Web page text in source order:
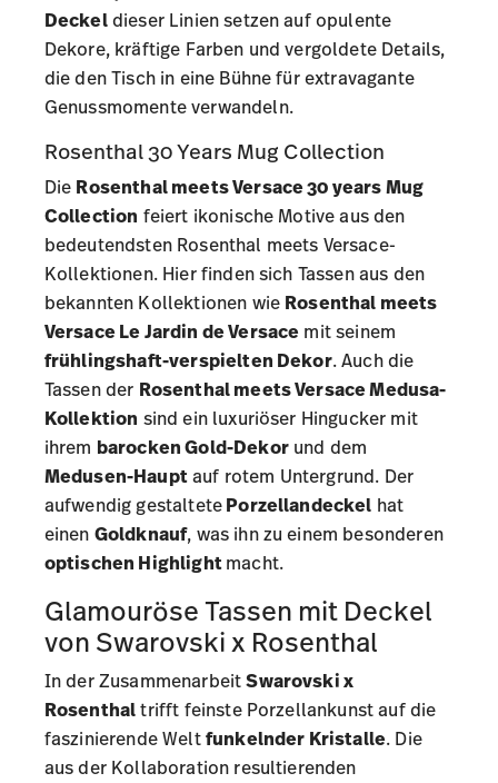
Deckeldieser Linien setzen auf opulente
Dekore, kräftige Farben und vergoldete Details,
die den Tisch in eine Bühne für extravagante
Genussmomente verwandeln.
Rosenthal 30 Years Mug Collection
Die Rosenthal meets Versace 30 years Mug
Collection feiert ikonische Motive aus den
bedeutendsten Rosenthal meets Versace-
Kollektionen. Hier finden sich Tassen aus den
bekannten Kollektionen wie Rosenthal meets
Versace Le Jardin de Versace mit seinem
frühlingshaft-verspielten Dekor. Auch die
Tassen der Rosenthal meets Versace Medusa-
Kollektion sind ein luxuriöser Hingucker mit
ihrem barocken Gold-Dekorund dem
Medusen-Hauptauf rotem Untergrund. Der
aufwendig gestaltetePorzellandeckel hat
einen Goldknauf, was ihn zu einem besonderen
optischen Highlightmacht.
Glamouröse Tassen mit Deckel
von Swarovski x Rosenthal
In der ZusammenarbeitSwarovski x
Rosenthaltrifft feinste Porzellankunst auf die
faszinierende Weltfunkelnder Kristalle. Die
aus der Kollaboration resultierenden